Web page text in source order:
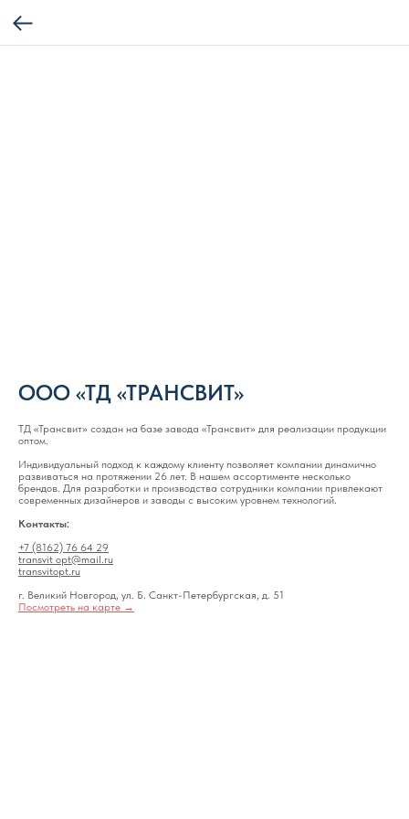
ООО «ТД «ТРАНСВИТ»
ТД «Трансвит» создан на базе завода «Трансвит» для реализации продукции
оптом.
Индивидуальный подход к каждому клиенту позволяет компании динамично
развиваться на протяжении 26 лет. В нашем ассортименте несколько
брендов. Для разработки и производства сотрудники компании привлекают
современных дизайнеров и заводы с высоким уровнем технологий.
Контакты:
+7 (8162) 76 64 29
transvit_opt@mail.ru
transvitopt.ru
г. Великий Новгород, ул. Б. Санкт-Петербургская, д. 51
Посмотреть на карте →